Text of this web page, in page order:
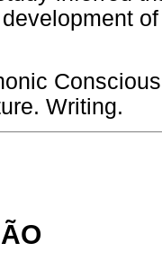
Writing.